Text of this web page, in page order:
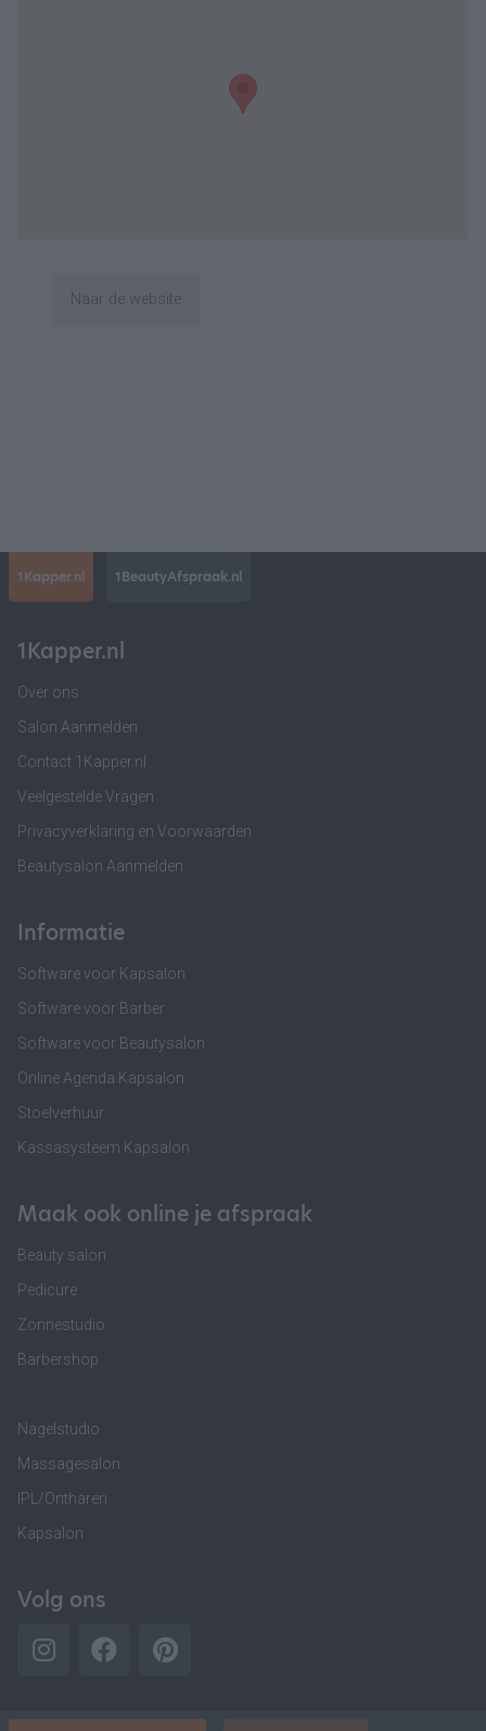
Naar de website
1Kapper.nl 1BeautyAfspraak.nl
1Kapper.nl
Over ons
Salon Aanmelden
Contact 1Kapper.nl
Veelgestelde Vragen
Privacyverklaring en Voorwaarden
Beautysalon Aanmelden
Informatie
Software voor Kapsalon
Software voor Barber
Software voor Beautysalon
Online Agenda Kapsalon
Stoelverhuur
Kassasysteem Kapsalon
Maak ook online je afspraak
Beauty salon
Pedicure
Zonnestudio
Barbershop
Nagelstudio
Massagesalon
IPL/Ontharen
Kapsalon
Volg ons